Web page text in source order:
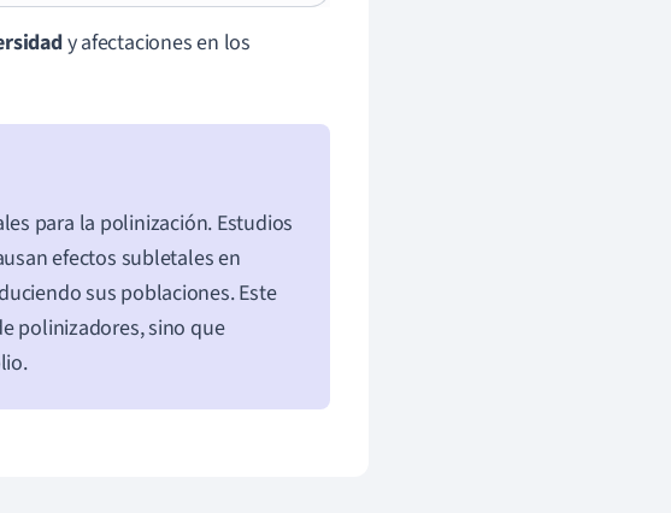
y afectaciones en los
para la polinización. Estudios
efectos subletales en
sus poblaciones. Este
polinizadores, sino que